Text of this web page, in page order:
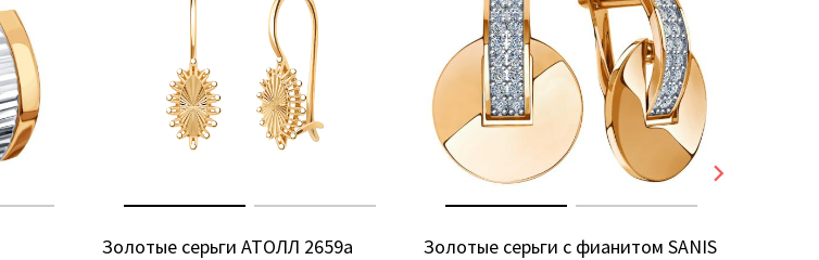
Золотые серьги АТОЛЛ 2659а
Золотые серьги с фианитом SANIS